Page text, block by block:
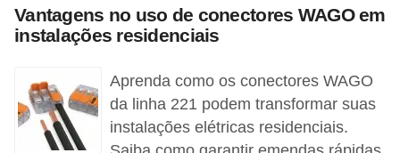
Vantagens no uso de conectores WAGO em
instalações residenciais
Aprenda como os conectores WAGO
da linha 221 podem transformar suas
instalações elétricas residenciais.
t
r
c
a
e